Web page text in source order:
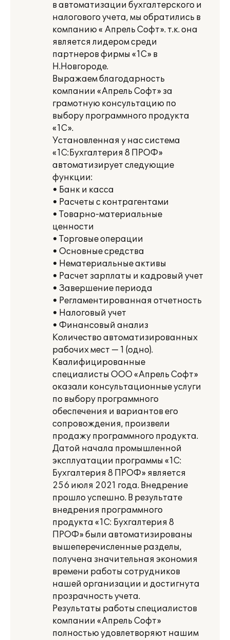
в автоматизации бухгалтерского и
налогового учета, мы обратились в
компанию « Апрель Софт». т.к. она
является лидером среди
партнеров фирмы «1С» в
Н.Новгороде.
Выражаем благодарность
компании «Апрель Софт» за
грамотную консультацию по
выбору программного продукта
«1С».
Установленная у нас система
«1С:Бухгалтерия 8 ПРОФ»
автоматизирует следующие
функции:
• Банк и касса
• Расчеты с контрагентами
• Товарно-материальные
ценности
• Торговые операции
• Основные средства
• Нематериальные активы
• Расчет зарплаты и кадровый учет
• Завершение периода
• Регламентированная отчетность
• Налоговый учет
• Финансовый анализ
Количество автоматизированных
рабочих мест — 1 (одно).
Квалифицированные
специалисты ООО «Апрель Софт»
оказали консультационные услуги
по выбору программного
обеспечения и вариантов его
сопровождения, произвели
продажу программного продукта.
Датой начала промышленной
эксплуатации программы «1С:
Бухгалтерия 8 ПРОФ» является
256 июля 2021 года. Внедрение
прошло успешно. В результате
внедрения программного
продукта «1С: Бухгалтерия 8
ПРОФ» были автоматизированы
вышеперечисленные разделы,
получена значительная экономия
времени работы сотрудников
нашей организации и достигнута
прозрачность учета.
Результаты работы специалистов
компании «Апрель Софт»
полностью удовлетворяют нашим